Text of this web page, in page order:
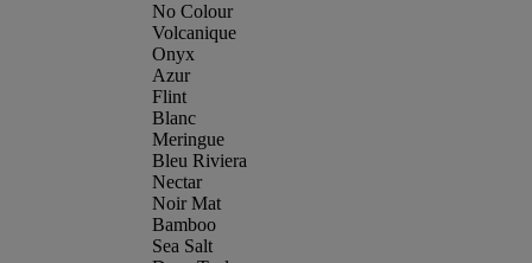
No Colour
Volcanique
Onyx
Azur
Flint
Blanc
Meringue
Bleu Riviera
Nectar
Noir Mat
Bamboo
Sea Salt